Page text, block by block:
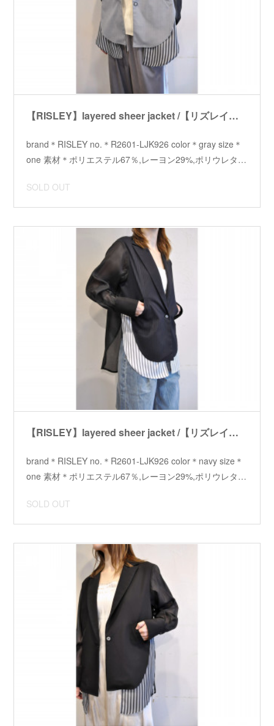
【RISLEY】layered sheer jacket /【リズレイ】レイヤードシアージャケット
brand＊RISLEY no.＊R2601-LJK926 color＊gray size＊
one 素材＊ポリエステル67％,レーヨン29%,ポリウレタ…
SOLD OUT
【RISLEY】layered sheer jacket /【リズレイ】レイヤードシアージャケット
brand＊RISLEY no.＊R2601-LJK926 color＊navy size＊
one 素材＊ポリエステル67％,レーヨン29%,ポリウレタ…
SOLD OUT